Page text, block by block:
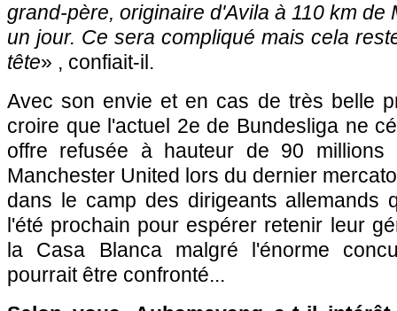
grand-père, originaire d'Avila à 110 km de
un jour. Ce sera compliqué mais cela
tête» , confiait-il.
Avec son envie et en cas de très belle
croire que l'actuel 2e de Bundesliga ne
offre refusée à hauteur de 90 millions
Manchester United lors du dernier
dans le camp des dirigeants allemands
l'été prochain pour espérer retenir leur
la Casa Blanca malgré l'énorme
pourrait être confronté...